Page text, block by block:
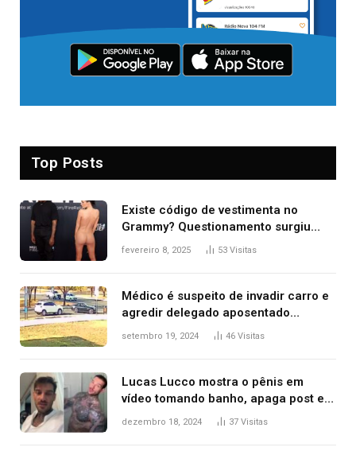
Top Posts
Existe código de vestimenta no
Grammy? Questionamento surgiu
após Bianca Censori, mulher de
fevereiro 8, 2025 53 Visitas
Médico é suspeito de invadir carro e
agredir delegado aposentado
durante confusão no trânsito
setembro 19, 2024 46 Visitas
Lucas Lucco mostra o pênis em
vídeo tomando banho, apaga post e
diz ‘foi mal’
dezembro 18, 2024 37 Visitas